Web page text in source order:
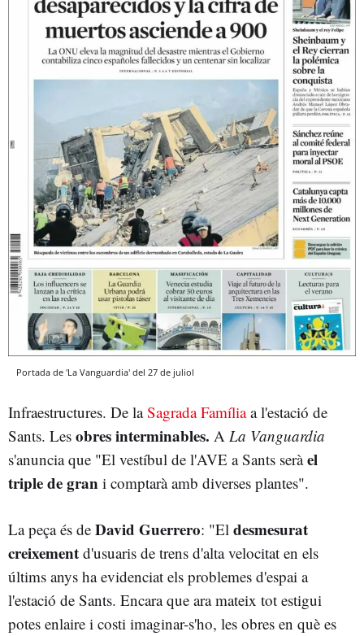
Portada de 'La Vanguardia' del 27 de juliol
Infraestructures. De laSagrada Famíliaa l'estació de
Sants. Les obres interminables. A La Vanguardia
s'anuncia que "El vestíbul de l'AVE a Sants seràel
triple de gran i comptarà amb diverses plantes".
La peça és de David Guerrero: "El desmesurat
creixement d'usuaris de trens d'alta velocitat en els
últims anys ha evidenciat els problemes d'espai a
l'estació de Sants. Encara que ara mateix tot estigui
potes enlaire i costi imaginar-s'ho, les obres en què es